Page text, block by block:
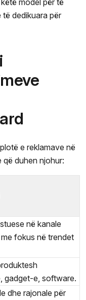
dedikuara për
e reklamave në
që duhen njohur:
në kanale
fokus në trendet
gadget-e, software.
dhe rajonale për